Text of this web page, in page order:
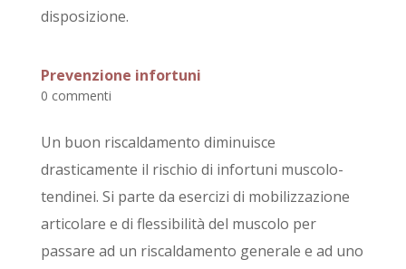
disposizione.
Prevenzione infortuni
0 commenti
Un buon riscaldamento diminuisce
drasticamente il rischio di infortuni muscolo-
tendinei. Si parte da esercizi di mobilizzazione
articolare e di flessibilità del muscolo per
passare ad un riscaldamento generale e ad uno